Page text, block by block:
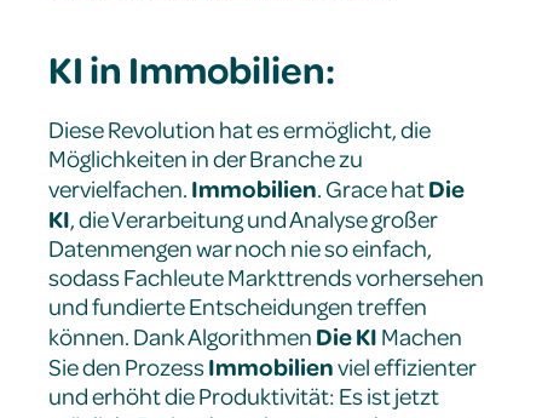
KI in Immobilien:
Diese Revolution hat es ermöglicht, die
Möglichkeiten in der Branche zu
vervielfachen. Immobilien. Grace hatDie
KI, die Verarbeitung und Analyse großer
Datenmengen war noch nie so einfach,
sodass Fachleute Markttrends vorhersehen
und fundierte Entscheidungen treffen
können. Dank Algorithmen Die KI Machen
Sie den ProzessImmobilienviel effizienter
und erhöht die Produktivität: Es ist jetzt